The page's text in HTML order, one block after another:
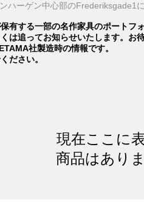
ハーゲン中心部のFrederiksgade1
有する⼀部の名作家具のポートフ
は追ってお知らせいたします。お待
社製造時の情報です。
ださい。
現在ここに
商品はあり